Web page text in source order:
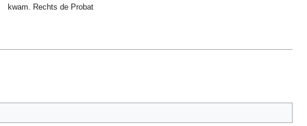
kwam. Rechts de Probat